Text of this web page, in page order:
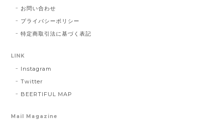
お問い合わせ
プライバシーポリシー
特定商取引法に基づく表記
LINK
Instagram
Twitter
BEERTIFUL MAP
Mail Magazine